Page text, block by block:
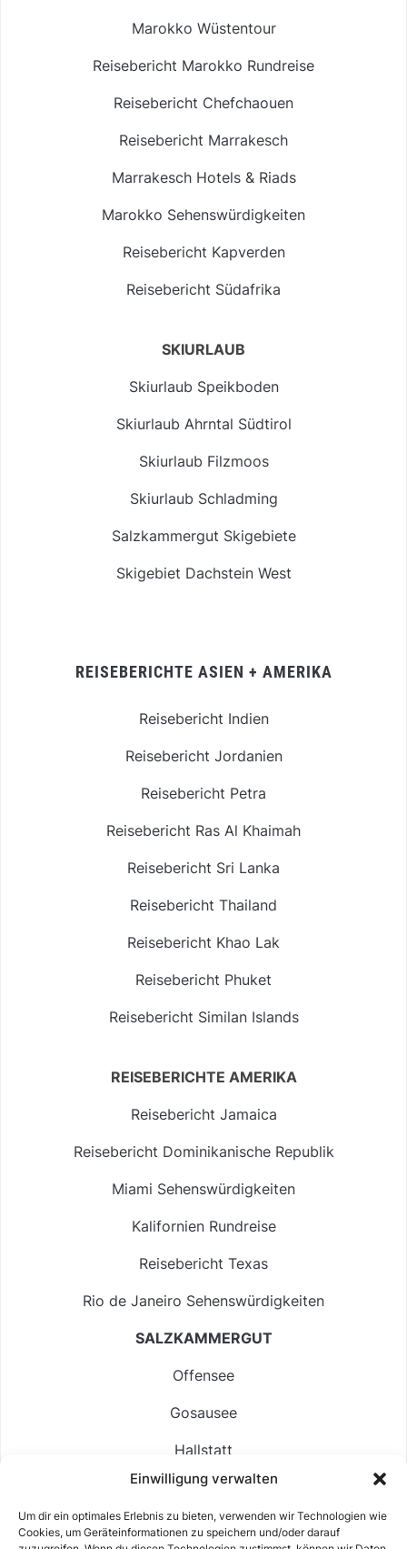
Einwilligung verwalten
Um dir ein optimales Erlebnis zu bieten, verwenden wir Technologien wie
Cookies, um Geräteinformationen zu speichern und/oder darauf
Marokko Wüstentour
Reisebericht Marokko Rundreise
Reisebericht Chefchaouen
Reisebericht Marrakesch
Marrakesch Hotels & Riads
Marokko Sehenswürdigkeiten
Reisebericht Kapverden
Reisebericht Südafrika
SKIURLAUB
Skiurlaub Speikboden
Skiurlaub Ahrntal Südtirol
Skiurlaub Filzmoos
Skiurlaub Schladming
Salzkammergut Skigebiete
Skigebiet Dachstein West
REISEBERICHTE ASIEN + AMERIKA
Reisebericht Indien
Reisebericht Jordanien
Reisebericht Petra
Reisebericht Ras Al Khaimah
Reisebericht Sri Lanka
Reisebericht Thailand
Reisebericht Khao Lak
Reisebericht Phuket
Reisebericht Similan Islands
REISEBERICHTE AMERIKA
Reisebericht Jamaica
Reisebericht Dominikanische Republik
Miami Sehenswürdigkeiten
Kalifornien Rundreise
Reisebericht Texas
Rio de Janeiro Sehenswürdigkeiten
SALZKAMMERGUT
Offensee
Gosausee
Hallstatt
Langbathsee
Altausseer See